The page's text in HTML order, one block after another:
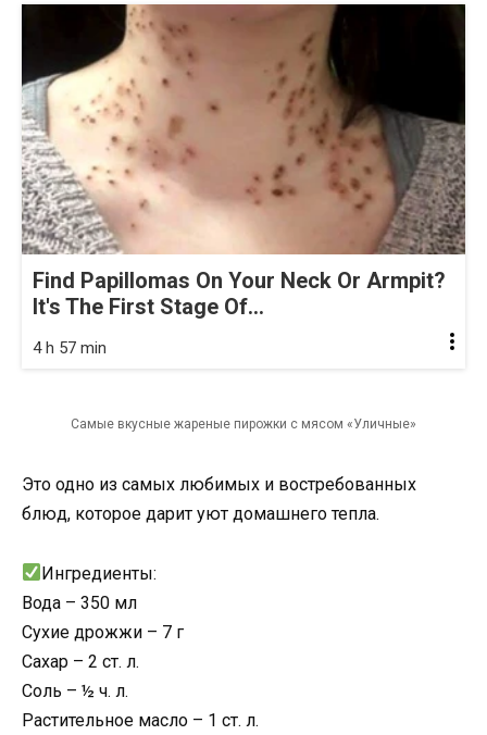
Find Papillomas On Your Neck Or Armpit?
It's The First Stage Of...
4 h 57 min
Самые вкусные жареные пирожки с мясом «Уличные»
Это одно из самых любимых и востребованных
блюд, которое дарит уют домашнего тепла.
Ингредиенты:
Вода – 350 мл
Сухие дрожжи – 7 г
Сахар – 2 ст. л.
Соль – ½ ч. л.
Растительное масло – 1 ст. л.